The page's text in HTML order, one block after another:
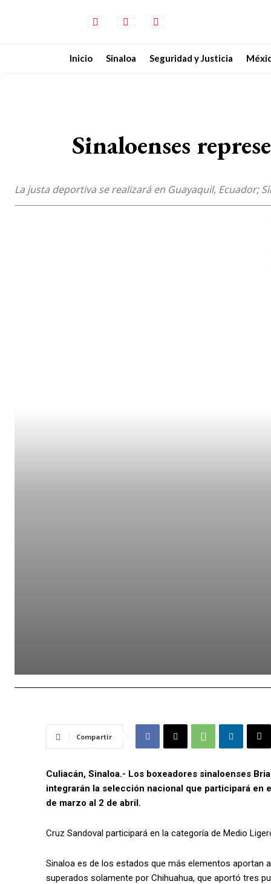
Inicio Sinaloa Seguridad y Justicia
Sinaloenses
La justa deportiva se realizará en Guayaquil, Ecuador;
Compartir
Culiacán, Sinaloa.- Los boxeadores sinaloenses
integrarán la selección nacional que participará en
de marzo al 2 de abril.
Cruz Sandoval participará en la categoría de Medio
Sinaloa es de los estados que más elementos aportan
superados solamente por Chihuahua, que aportó tres